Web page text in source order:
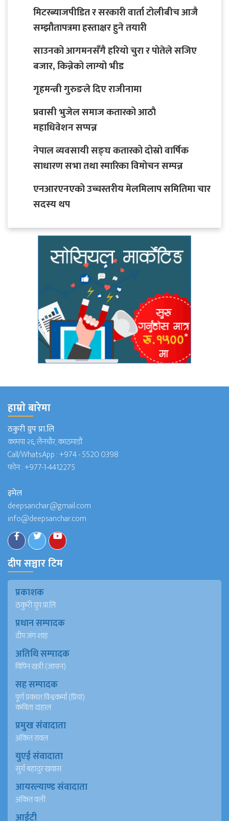
मिटरब्याजपीडित र सरकारी वार्ता टोलीबीच आजै
सम्झौतापत्रमा हस्ताक्षर हुने तयारी
साउनको आगमनसँगै हरियो चुरा र पोतेले सजिए
बजार, किन्नेको लाग्यो भीड
गृहमन्त्री गुरुङले दिए राजीनामा
प्रवासी भुजेल समाज कतारको आठाै
महाधिवेशन सप्पन्न
नेपाल व्यवसायी सङ्घ कतारको दोस्रो वार्षिक
साधारण सभा तथा स्मारिका विमोचन सम्पन्न
एनआरएनएको उच्चस्तरीय मेलमिलाप समितिमा चार
सदस्य थप
हाम्राे बारेमा
ठकुरी ग्रुप प्रा.लि
कामपा २६, लैनचौर, काठमाडौं
Call/WhatsApp :+974 - 5520 0398
फोन :+977-1-4412275
इमेल
deepsanchar@gmail.com
info@deepsanchar.com
दीप सञ्चार टिम
प्रकाशक
ठकुरी ग्रुप प्रा.लि
प्रधान सम्पादक
दीप जंग शाह
अतिथि सम्पादक
विपिन खत्री (जापान)
सह सम्पादक
पूर्ण प्रकाश विश्वकर्मा (प्रिया)
कविता दाहाल
प्रमुख संवादाता
अंकित रावल
युएई संवादाता
सुर्य बहादुर खवास
आयरल्याण्ड संवादाता
अंकित वली